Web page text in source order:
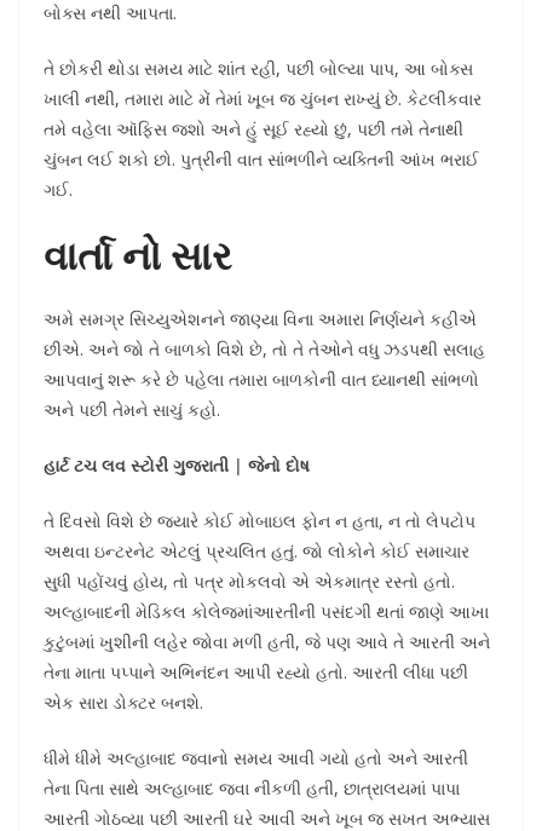
બોક્સ નથી આપતા.
તે છોકરી થોડા સમય માટે શાંત રહી, પછી બોલ્યા પાપ, આ બોક્સ
ખાલી નથી, તમારા માટે મેં તેમાં ખૂબ જ ચુંબન રાખ્યું છે. કેટલીકવાર
તમે વહેલા ઑફિસ જશો અને હું સૂઈ રહ્યો છું, પછી તમે તેનાથી
ચુંબન લઈ શકો છો. પુત્રીની વાત સાંભળીને વ્યક્તિની આંખ ભરાઈ
ગઈ.
વાર્તા નો સાર
અમે સમગ્ર સિચ્યુએશનને જાણ્યા વિના અમારા નિર્ણયને કહીએ
છીએ. અને જો તે બાળકો વિશે છે, તો તે તેઓને વધુ ઝડપથી સલાહ
આપવાનું શરૂ કરે છે પહેલા તમારા બાળકોની વાત ધ્યાનથી સાંભળો
અને પછી તેમને સાચું કહો.
હાર્ટ ટચ લવ સ્ટોરી ગુજરાતી | જેનો દોષ
તે દિવસો વિશે છે જ્યારે કોઈ મોબાઇલ ફોન ન હતા, ન તો લેપટોપ
અથવા ઇન્ટરનેટ એટલું પ્રચલિત હતું. જો લોકોને કોઈ સમાચાર
સુધી પહોંચવું હોય, તો પત્ર મોકલવો એ એકમાત્ર રસ્તો હતો.
અલ્હાબાદની મેડિકલ કોલેજમાંઆરતીની પસંદગી થતાં જાણે આખા
કુટુંબમાં ખુશીની લહેર જોવા મળી હતી, જે પણ આવે તે આરતી અને
તેના માતા પપ્પાને અભિનંદન આપી રહ્યો હતો. આરતી લીધા પછી
એક સારા ડોક્ટર બનશે.
ધીમે ધીમે અલ્હાબાદ જવાનો સમય આવી ગયો હતો અને આરતી
તેના પિતા સાથે અલ્હાબાદ જવા નીકળી હતી, છાત્રાલયમાં પાપા
આરતી ગોઠવ્યા પછી આરતી ઘરે આવી અને ખૂબ જ સખત અભ્યાસ